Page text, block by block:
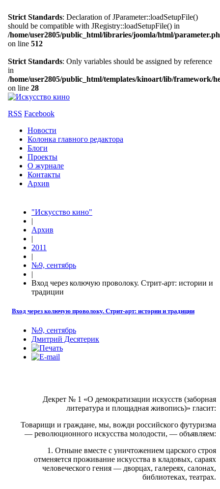
Strict Standards: Declaration of JParameter::loadSetupFile()
should be compatible with JRegistry::loadSetupFile() in
/home/user2805/public_html/libraries/joomla/html/
on line 512
Strict Standards: Only variables should be assigned by reference
in
/home/user2805/public_html/templates/kinoart/lib/framework/
on line 28
RSS Facebook
Новости
Колонка главного редактора
Блоги
Проекты
О журнале
Контакты
Архив
"Искусство кино"
|
Архив
|
2011
|
№9, сентябрь
|
Вход через колючую проволоку. Стрит-арт: истории и
традиции
Вход через колючую проволоку. Стрит-арт: истории и традиции
№9, сентябрь
Дмитрий Десятерик
Декрет № 1 «О демократизации искусств (заборная
литература и площадная живопись)» гласит:
Товарищи и граждане, мы, вожди российского футуризма
— революционного искусства молодости, — объявляем:
1. Отныне вместе с уничтожением царского строя
отменяется проживание искусства в кладовых, сараях
человеческого гения — дворцах, галереях, салонах,
библиотеках, театрах.